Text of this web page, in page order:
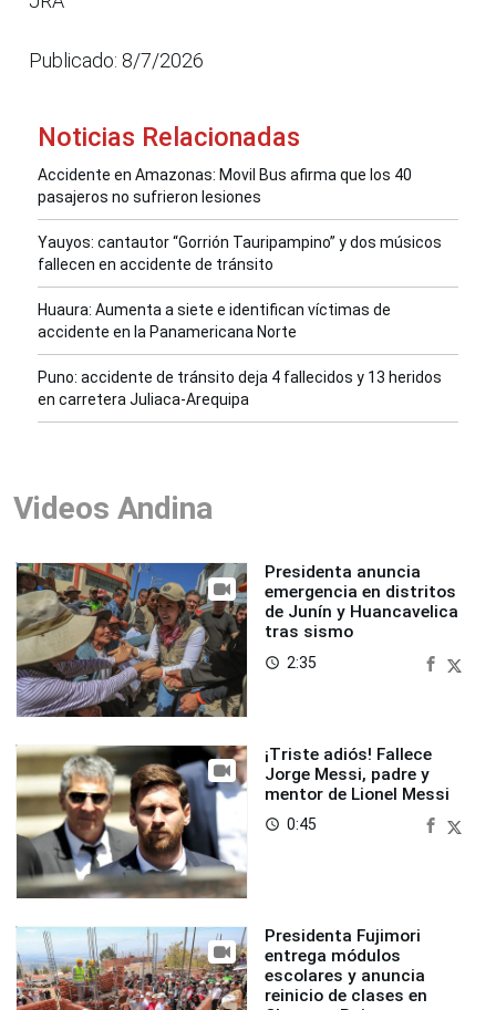
Publicado: 8/7/2026
Noticias Relacionadas
Accidente en Amazonas: Movil Bus afirma que los 40
pasajeros no sufrieron lesiones
Yauyos: cantautor “Gorrión Tauripampino” y dos músicos
fallecen en accidente de tránsito
Huaura: Aumenta a siete e identifican víctimas de
accidente en la Panamericana Norte
Puno: accidente de tránsito deja 4 fallecidos y 13 heridos
en carretera Juliaca-Arequipa
Videos Andina
Presidenta anuncia
emergencia en distritos
de Junín y Huancavelica
tras sismo
access_time 2:35
¡Triste adiós! Fallece
Jorge Messi, padre y
mentor de Lionel Messi
access_time 0:45
Presidenta Fujimori
entrega módulos
escolares y anuncia
reinicio de clases en